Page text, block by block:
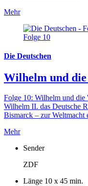
Mehr
Folge 10
Die Deutschen
Wilhelm und
Folge 10: Wilhelm und die
Wilhelm II. das Deutsche
Bismarck – zur
Mehr
Sender
ZDF
Länge 10 x 45 min.